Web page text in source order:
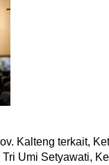
Kalteng terkait,
Umi Setyawati,